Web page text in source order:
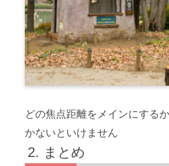
どの焦点距離をメインにする
かないといけません
まとめ